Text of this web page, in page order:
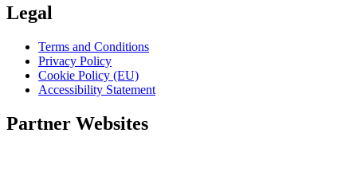
Legal
Terms and Conditions
Privacy Policy
Cookie Policy (EU)
Accessibility Statement
Partner Websites